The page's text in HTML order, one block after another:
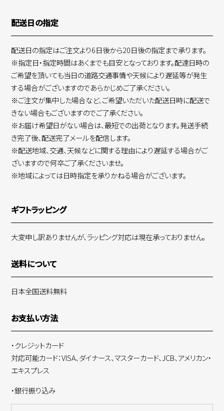
配送日の指定
配送日の指定はご注文より6日後から20日後の指定まで承ります。
※指定日・指定時間はあくまでも目安となっております。配達日時の
ご希望を頂いても当日の道路交通事情や天候により遅延等が発生
する場合がございますのであらかじめご了承ください。
※ご注文が集中した場合など、ご希望いただいた配送日時に配送で
きない場合もございますのでご了承ください。
※お届け希望日がない場合は、最短での出荷となります。発送手続
き完了後、配送完了メールを配信します。
※配送地域、交通、天候などに関する理由により遅延する場合がご
ざいますので何卒ご了承くださいませ。
※地域によっては日時指定を承りかねる場合がございます。
ギフトラッピング
大変申し訳ありませんが、ラッピング対応は現在承っておりません。
送料について
日本全国送料無料
お支払い方法
・クレジットカード
対応可能カード：VISA、ダイナース、マスターカード、JCB、アメリカン・
エキスプレス
・銀行振り込み